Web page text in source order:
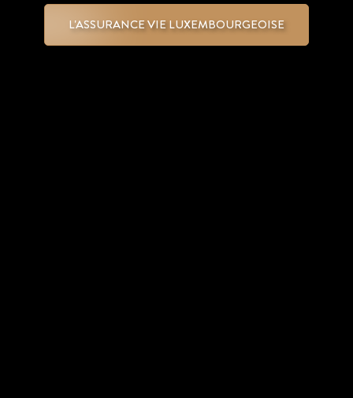
L'ASSURANCE VIE LUXEMBOURGEOISE